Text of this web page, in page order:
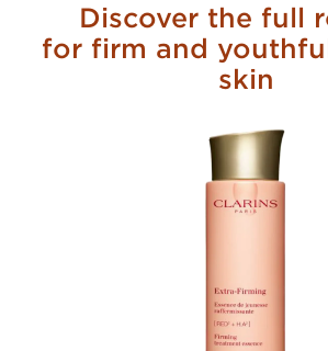
Discover the full
for firm and
skin